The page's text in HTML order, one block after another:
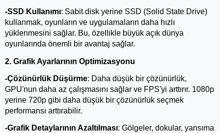
-SSD Kullanımı: Sabit disk yerine SSD (Solid State Drive)
kullanmak, oyunların ve uygulamaların daha hızlı
yüklenmesini sağlar. Bu, özellikle büyük açık dünya
oyunlarında önemli bir avantaj sağlar.
2. Grafik Ayarlarının Optimizasyonu
-Çözünürlük Düşürme: Daha düşük bir çözünürlük,
GPU'nun daha az çalışmasını sağlar ve FPS'yi arttırır. 1080p
yerine 720p gibi daha düşük bir çözünürlük seçmek
performansı arttırabilir.
-Grafik Detaylarının Azaltılması: Gölgeler, dokular, yansıma